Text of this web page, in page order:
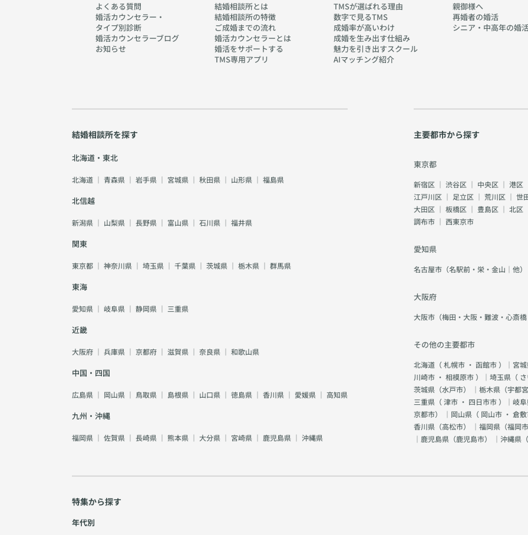
よくある質問
婚活カウンセラー・
タイプ別診断
婚活カウンセラーブログ
お知らせ
結婚相談所とは
結婚相談所の特徴
ご成婚までの流れ
婚活カウンセラーとは
婚活をサポートする
TMS専用アプリ
TMSが選ばれる理由
数字で見るTMS
成婚率が高いわけ
成婚を生み出す仕組み
魅力を引き出すスクール
AIマッチング紹介
親御様へ
再婚者の婚活
シニア・中高年の婚
結婚相談所を探す
北海道・東北
北海道 ｜ 青森県 ｜ 岩手県 ｜ 宮城県 ｜ 秋田県 ｜ 山形県 ｜ 福島県
北信越
新潟県 ｜ 山梨県 ｜ 長野県 ｜ 富山県 ｜ 石川県 ｜ 福井県
関東
東京都 ｜ 神奈川県 ｜ 埼玉県 ｜ 千葉県 ｜ 茨城県 ｜ 栃木県 ｜ 群馬県
東海
愛知県 ｜ 岐阜県 ｜ 静岡県 ｜ 三重県
近畿
大阪府 ｜ 兵庫県 ｜ 京都府 ｜ 滋賀県 ｜ 奈良県 ｜ 和歌山県
中国・四国
広島県 ｜ 岡山県 ｜ 鳥取県 ｜ 島根県 ｜ 山口県 ｜ 徳島県 ｜ 香川県 ｜ 愛媛県 ｜ 高知県
九州・沖縄
福岡県 ｜ 佐賀県 ｜ 長崎県 ｜ 熊本県 ｜ 大分県 ｜ 宮崎県 ｜ 鹿児島県 ｜ 沖縄県
主要都市から探す
東京都
新宿区 ｜ 渋谷区 ｜ 中央区 ｜ 港区
江戸川区 ｜ 足立区 ｜ 荒川区 ｜ 世
大田区 ｜ 板橋区 ｜ 豊島区 ｜ 北区
調布市 ｜ 西東京市
愛知県
名古屋市（名駅前・栄・金山｜他）
大阪府
大阪市（梅田・大阪・難波・心斎
その他の主要都市
北海道（札幌市 ・ 函館市）｜宮
川崎市 ・ 相模原市）｜埼玉県（
茨城県（水戸市） ｜栃木県（宇都
三重県（津市 ・ 四日市市）｜岐
京都市） ｜岡山県（ 岡山市 ・ 倉
香川県（高松市） ｜福岡県（福岡
｜鹿児島県（鹿児島市） ｜沖縄県（
特集から探す
年代別